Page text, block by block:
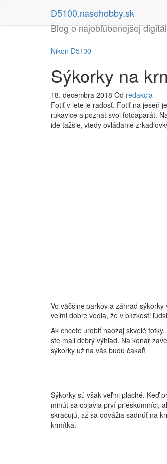
obsah
D5100.nasehobby.sk
Blog o najobľúbenejšej
Nikon D5100
Sýkorky na
18. decembra 2018 Od redakcia
Fotiť v lete je radosť. Fotiť na jeseň
rukavice a poznať svoj fotoaparát.
ide ťažšie, vtedy ovládanie
Vo väčšine parkov a záhrad
veľmi dobre vedia, že v blízkosti
Ak chcete urobiť naozaj skvelé
ste mali dobrý výhľad. Na konár
sýkorky už na vás budú čakať!
Sýkorky sú však veľmi plaché. Keď
minút sa objavia prví prieskumníci,
skracujú, až sa odvážia sadnúť na
krmítka.